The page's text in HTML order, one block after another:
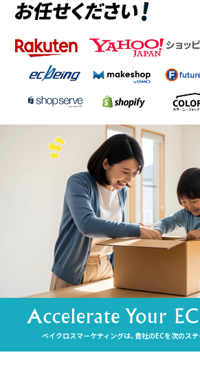
ベイクロスマーケティングは、貴社のECを次のステ